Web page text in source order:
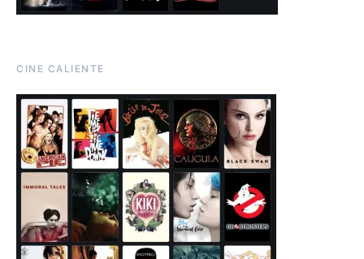
CINE CALIENTE